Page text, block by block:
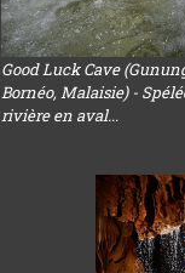
Good Luck Cave
Bornéo, Malaisie) -
rivière en aval...